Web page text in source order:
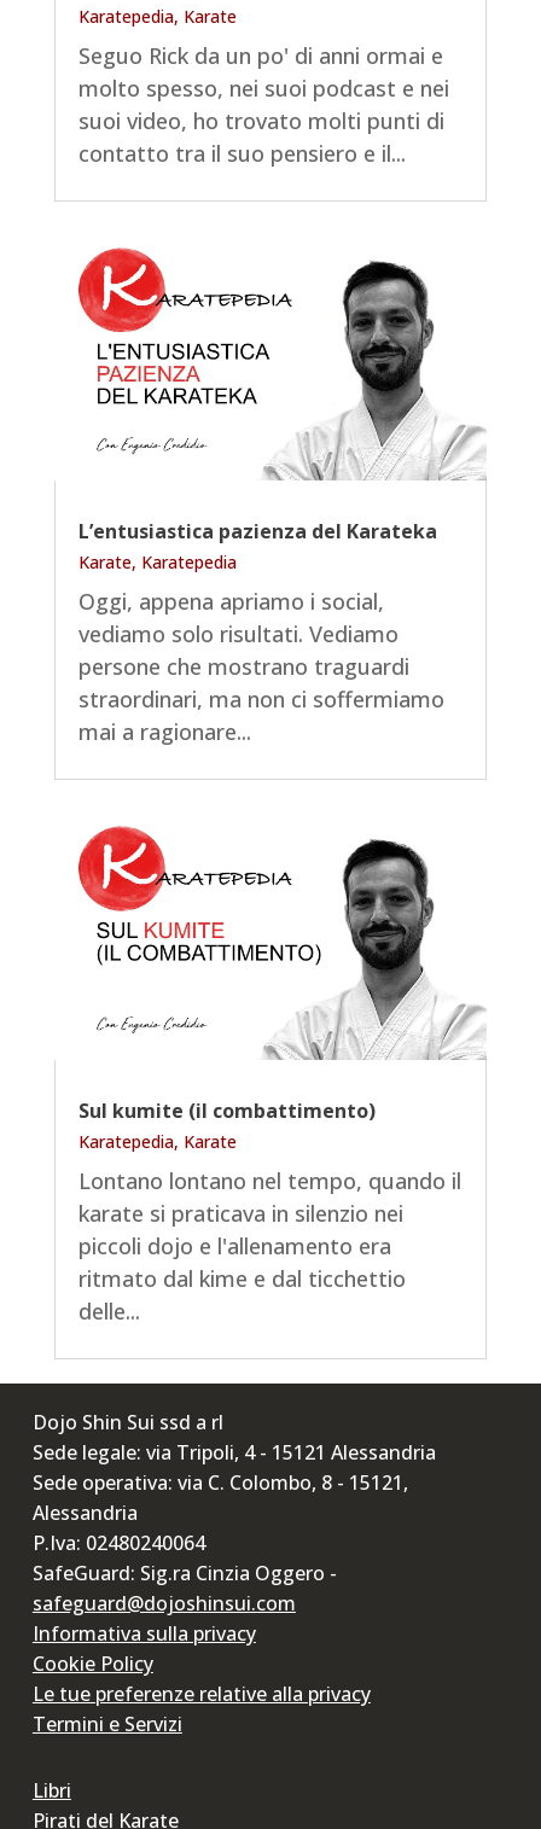
Karatepedia, Karate
Seguo Rick da un po' di anni ormai e
molto spesso, nei suoi podcast e nei
suoi video, ho trovato molti punti di
contatto tra il suo pensiero e il...
L’entusiastica pazienza del Karateka
Karate, Karatepedia
Oggi, appena apriamo i social,
vediamo solo risultati. Vediamo
persone che mostrano traguardi
straordinari, ma non ci soffermiamo
mai a ragionare...
Sul kumite (il combattimento)
Karatepedia, Karate
Lontano lontano nel tempo, quando il
karate si praticava in silenzio nei
piccoli dojo e l'allenamento era
ritmato dal kime e dal ticchettio
delle...
Dojo Shin Sui ssd a rl
Sede legale: via Tripoli, 4 - 15121 Alessandria
Sede operativa: via C. Colombo, 8 - 15121,
Alessandria
P.Iva: 02480240064
SafeGuard: Sig.ra Cinzia Oggero -
safeguard@dojoshinsui.com
Informativa sulla privacy
Cookie Policy
Le tue preferenze relative alla privacy
Termini e Servizi
Libri
Pirati del Karate